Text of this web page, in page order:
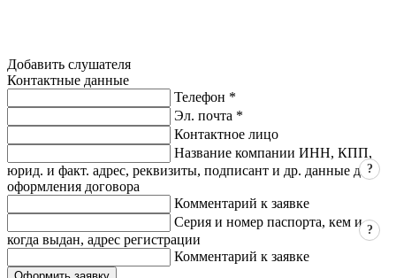
Добавить слушателя
Контактные данные
Телефон *
Эл. почта *
Контактное лицо
Название компании ИНН, КПП,
юрид. и факт. адрес, реквизиты, подписант и др. данные для
оформления договора
?
Комментарий к заявке
Серия и номер паспорта, кем и
когда выдан, адрес регистрации
?
Комментарий к заявке